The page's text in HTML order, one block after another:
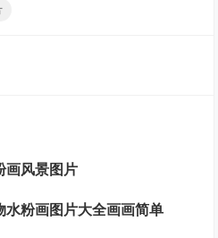
画风景图片
粉画图片大全画画简单